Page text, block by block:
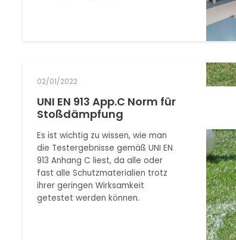
02/01/2022
UNI EN 913 App.C Norm für
Stoßdämpfung
Es ist wichtig zu wissen, wie man
die Testergebnisse gemäß UNI EN
913 Anhang C liest, da alle oder
fast alle Schutzmaterialien trotz
ihrer geringen Wirksamkeit
getestet werden können.